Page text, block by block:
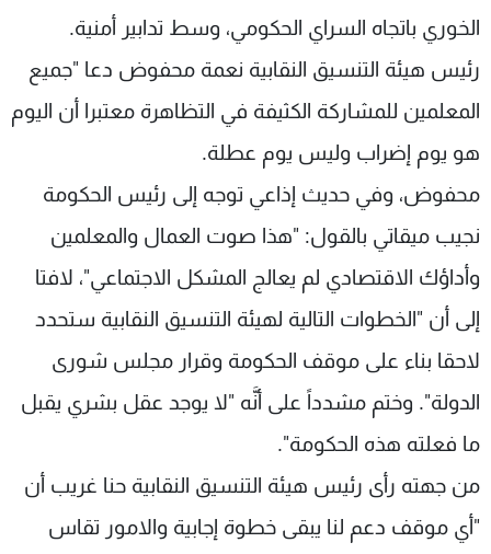
الخوري باتجاه السراي الحكومي، وسط تدابير أمنية.
رئيس هيئة التنسيق النقابية نعمة محفوض دعا "جميع
المعلمين للمشاركة الكثيفة في التظاهرة معتبرا أن اليوم
هو يوم إضراب وليس يوم عطلة.
محفوض، وفي حديث إذاعي توجه إلى رئيس الحكومة
نجيب ميقاتي بالقول: "هذا صوت العمال والمعلمين
وأداؤك الاقتصادي لم يعالج المشكل الاجتماعي"، لافتا
إلى أن "الخطوات التالية لهيئة التنسيق النقابية ستحدد
لاحقا بناء على موقف الحكومة وقرار مجلس شورى
الدولة". وختم مشدداً على أنَّه "لا يوجد عقل بشري يقبل
ما فعلته هذه الحكومة".
من جهته رأى رئيس هيئة التنسيق النقابية حنا غريب أن
"أي موقف دعم لنا يبقى خطوة إجابية والامور تقاس